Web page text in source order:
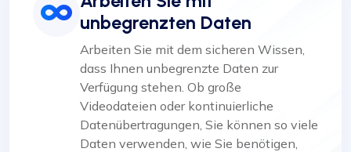
unbegrenzten Daten
Arbeiten Sie mit dem sicheren Wissen,
dass Ihnen unbegrenzte Daten zur
Verfügung stehen. Ob große
Videodateien oder kontinuierliche
Datenübertragungen, Sie können so viele
Daten verwenden, wie Sie benötigen,